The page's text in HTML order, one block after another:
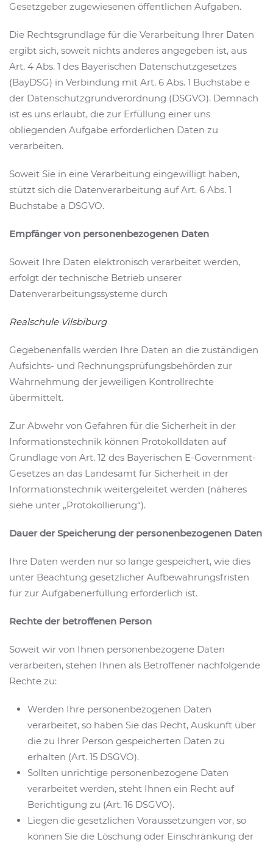
Gesetzgeber zugewiesenen öffentlichen Aufgaben.
Die Rechtsgrundlage für die Verarbeitung Ihrer Daten
ergibt sich, soweit nichts anderes angegeben ist, aus
Art. 4 Abs. 1 des Bayerischen Datenschutzgesetzes
(BayDSG) in Verbindung mit Art. 6 Abs. 1 Buchstabe e
der Datenschutzgrundverordnung (DSGVO). Demnach
ist es uns erlaubt, die zur Erfüllung einer uns
obliegenden Aufgabe erforderlichen Daten zu
verarbeiten.
Soweit Sie in eine Verarbeitung eingewilligt haben,
stützt sich die Datenverarbeitung auf Art. 6 Abs. 1
Buchstabe a DSGVO.
Empfänger von personenbezogenen Daten
Soweit Ihre Daten elektronisch verarbeitet werden,
erfolgt der technische Betrieb unserer
Datenverarbeitungssysteme durch
Realschule Vilsbiburg
Gegebenenfalls werden Ihre Daten an die zuständigen
Aufsichts- und Rechnungsprüfungsbehörden zur
Wahrnehmung der jeweiligen Kontrollrechte
übermittelt.
Zur Abwehr von Gefahren für die Sicherheit in der
Informationstechnik können Protokolldaten auf
Grundlage von Art. 12 des Bayerischen E-Government-
Gesetzes an das Landesamt für Sicherheit in der
Informationstechnik weitergeleitet werden (näheres
siehe unter „Protokollierung“).
Dauer der Speicherung der personenbezogenen Daten
Ihre Daten werden nur so lange gespeichert, wie dies
unter Beachtung gesetzlicher Aufbewahrungsfristen
für zur Aufgabenerfüllung erforderlich ist.
Rechte der betroffenen Person
Soweit wir von Ihnen personenbezogene Daten
verarbeiten, stehen Ihnen als Betroffener nachfolgende
Rechte zu:
Werden Ihre personenbezogenen Daten
verarbeitet, so haben Sie das Recht, Auskunft über
die zu Ihrer Person gespeicherten Daten zu
erhalten (Art. 15 DSGVO).
Sollten unrichtige personenbezogene Daten
verarbeitet werden, steht Ihnen ein Recht auf
Berichtigung zu (Art. 16 DSGVO).
Liegen die gesetzlichen Voraussetzungen vor, so
können Sie die Löschung oder Einschränkung der